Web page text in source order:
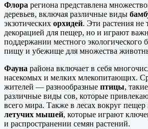
Флора региона представлена
деревьев, включая различные виды
экзотических орхидей. Эти растения не
декорацией для пещер, но и играют
поддержании местного экологического
пищу и убежище для множества
Фауна района включает в себя
насекомых и мелких млекопитающих.
жителей — разнообразные птицы,
различные виды сов, которые
всего мира. Также в лесах вокруг
летучих мышей, которые играют
и распространении семян растений.